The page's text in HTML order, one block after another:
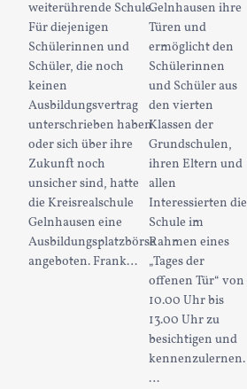
weiterührende Schule.
Für diejenigen
Schülerinnen und
Schüler, die noch
keinen
Ausbildungsvertrag
unterschrieben haben
oder sich über ihre
Zukunft noch
unsicher sind, hatte
die Kreisrealschule
Gelnhausen eine
Ausbildungsplatzbörse
angeboten. Frank…
Gelnhausen ihre
Türen und
ermöglicht den
Schülerinnen
und Schüler aus
den vierten
Klassen der
Grundschulen,
ihren Eltern und
allen
Interessierten die
Schule im
Rahmen eines
„Tages der
offenen Tür“ von
10.00 Uhr bis
13.00 Uhr zu
besichtigen und
kennenzulernen.
…